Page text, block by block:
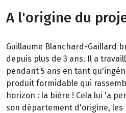
A l'origine du
Guillaume Blanchard-Gaillard
depuis plus de 3 ans. Il a
pendant 5 ans en tant
produit formidable qui
horizon : la bière ! Cela lui 'a
son département d'origine, les